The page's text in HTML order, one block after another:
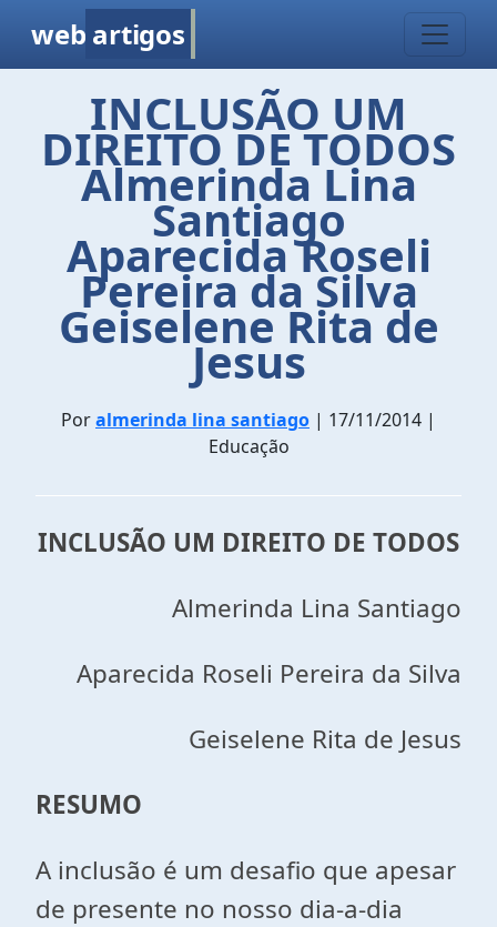
web artigos
INCLUSÃO UM
DIREITO DE TODOS
Almerinda Lina
Santiago
Aparecida Roseli
Pereira da Silva
Geiselene Rita de
Jesus
Poralmerinda lina santiago | 17/11/2014 |
Educação
INCLUSÃO UM DIREITO DE TODOS
Almerinda Lina Santiago
Aparecida Roseli Pereira da Silva
Geiselene Rita de Jesus
RESUMO
A inclusão é um desafio que apesar
de presente no nosso dia-a-dia